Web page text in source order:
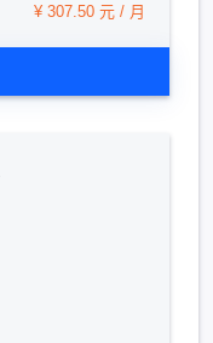
¥ 307.50 元 / 月